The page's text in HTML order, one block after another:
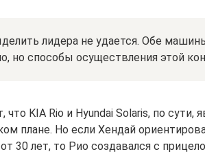
лидера не удается. Обе
но способы осуществления этой
что KIA Rio и Hyundai Solaris, по
плане. Но если Хендай
от 30 лет, то Рио создавался с